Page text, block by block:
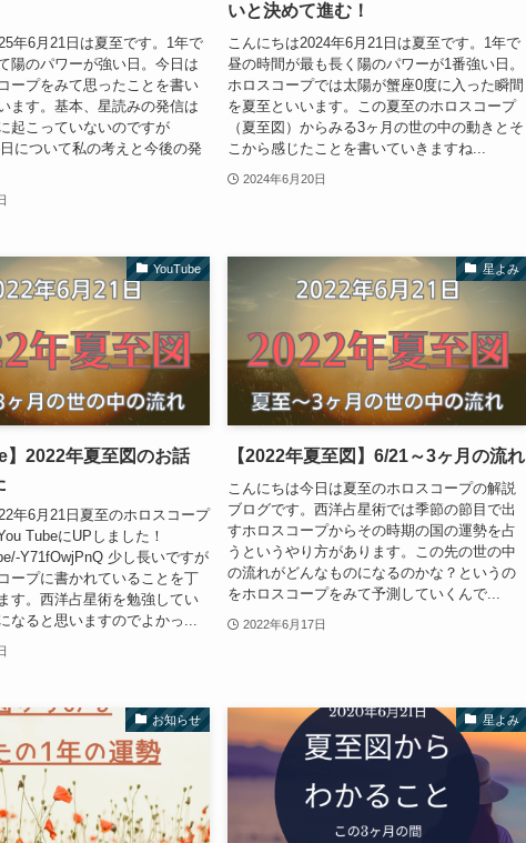
年6月21日は夏至です。1年で
陽のパワーが強い日。今日は
ープをみて思ったことを書い
ます。基本、星読みの発信は
起こっていないのですが
について私の考えと今後の発
いと決めて進む！
こんにちは2024年6月21日は夏至です。1年で
昼の時間が最も長く陽のパワーが1番強い日。
ホロスコープでは太陽が蟹座0度に入った瞬間
を夏至といいます。この夏至のホロスコープ
（夏至図）からみる3ヶ月の世の中の動きとそ
こから感じたことを書いていきますね...
2024年6月20日
YouTube
】2022年夏至図のお話
年6月21日夏至のホロスコープ
TubeにUPしました！
Y71fOwjPnQ 少し長いですが
ープに書かれていることを丁
す。西洋占星術を勉強してい
なると思いますのでよかっ...
星よみ
【2022年夏至図】6/21～3ヶ月の流れ
こんにちは今日は夏至のホロスコープの解説
ブログです。西洋占星術では季節の節目で出
すホロスコープからその時期の国の運勢を占
うというやり方があります。この先の世の中
の流れがどんなものになるのかな？というの
をホロスコープをみて予測していくんで...
2022年6月17日
お知らせ 星よみ